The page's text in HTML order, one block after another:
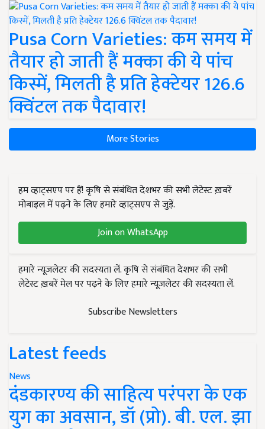
Pusa Corn Varieties: कम समय में
तैयार हो जाती हैं मक्का की ये पांच
किस्में, मिलती है प्रति हेक्टेयर 126.6
क्विंटल तक पैदावार!
More Stories
हम व्हाट्सएप पर हैं! कृषि से संबंधित देशभर की सभी लेटेस्ट ख़बरें
मोबाइल में पढ़ने के लिए हमारे व्हाट्सएप से जुड़ें.
Join on WhatsApp
हमारे न्यूज़लेटर की सदस्यता लें. कृषि से संबंधित देशभर की सभी
लेटेस्ट ख़बरें मेल पर पढ़ने के लिए हमारे न्यूज़लेटर की सदस्यता लें.
Subscribe Newsletters
Latest feeds
News
दंडकारण्य की साहित्य परंपरा के एक
युग का अवसान, डॉ (प्रो). बी. एल. झा